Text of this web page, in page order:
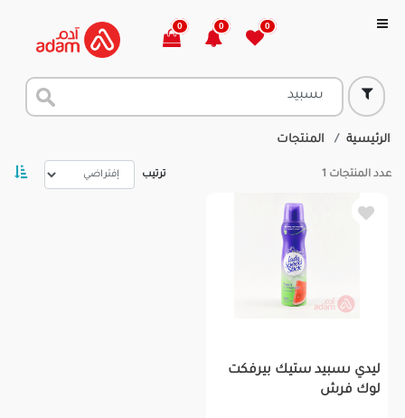
0
0
0
الرئيسية المنتجات
عدد المنتجات 1 ترتيب
ليدي ىسبيد ستيك بيرفكت
لوك فرش